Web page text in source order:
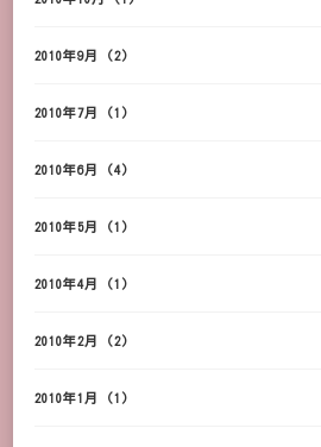
2010年9月 (2)
2010年7月 (1)
2010年6月 (4)
2010年5月 (1)
2010年4月 (1)
2010年2月 (2)
2010年1月 (1)